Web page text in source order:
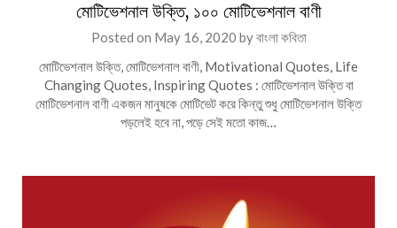
মোটিভেশনাল উক্তি, ১০০ মোটিভেশনাল বাণী
Posted on May 16, 2020 byবাংলা কবিতা
মোটিভেশনাল উক্তি, মোটিভেশনাল বাণী, Motivational Quotes, Life
Changing Quotes, Inspiring Quotes : মোটিভেশনাল উক্তি বা
মোটিভেশনাল বাণী একজন মানুষকে মোটিভেট করে কিন্তু শুধু মোটিভেশনাল উক্তি
পড়লেই হবে না, পড়ে সেই মতো কাজ…